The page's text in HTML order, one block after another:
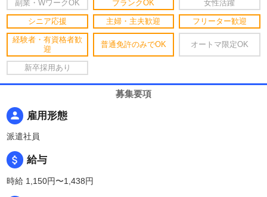
副業・WワークOK ブランクOK 女性活躍
シニア応援 主婦・主夫歓迎 フリーター歓迎
経験者・有資格者歓
迎
普通免許のみでOK オートマ限定OK
新卒採用あり
募集要項
person 雇用形態
派遣社員
attach_money 給与
時給 1,150円〜1,438円